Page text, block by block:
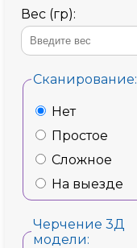
Вес (гр):
Сканирование:
Нет
Простое
Сложное
На выезде
Черчение 3Д
модели: